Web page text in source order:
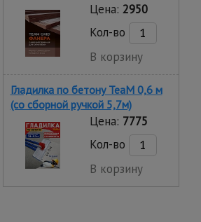
Цена: 2950
Кол-во
В корзину
Гладилка по бетону TeaM 0,6 м
(со сборной ручкой 5,7м)
Цена: 7775
Кол-во
В корзину